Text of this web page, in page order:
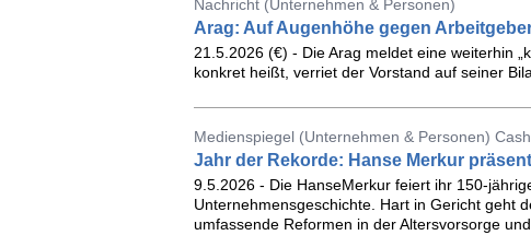
Nachricht (Unternehmen & Personen)
Arag: Auf Augenhöhe gegen
21.5.2026 (€) - Die Arag meldet eine weiterhin
konkret heißt, verriet der Vorstand auf seiner
Medienspiegel (Unternehmen & Personen) Cash.
Jahr der Rekorde: Hanse Merkur
9.5.2026 - Die HanseMerkur feiert ihr 150-
Unternehmensgeschichte. Hart in Gericht geht
umfassende Reformen in der Altersvorsorge